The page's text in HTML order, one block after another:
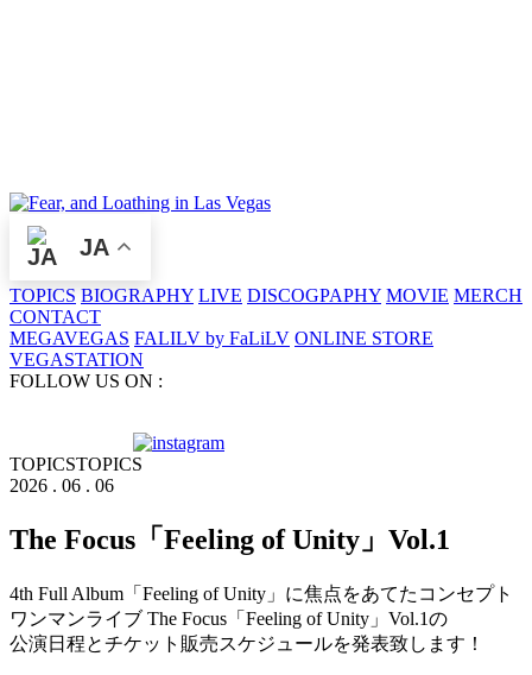
JA
TOPICS BIOGRAPHY LIVE DISCOGPAPHY MOVIE MERCH
CONTACT
MEGAVEGAS FALILV by FaLiLV ONLINE STORE
VEGASTATION
FOLLOW US ON :
TOPICSTOPICS
2026 . 06 . 06
The Focus「Feeling of Unity」Vol.1
4th Full Album「Feeling of Unity」に焦点をあてたコンセプト
ワンマンライブ The Focus「Feeling of Unity」Vol.1の
公演日程とチケット販売スケジュールを発表致します！